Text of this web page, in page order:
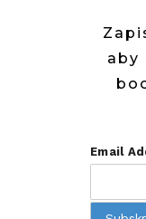
aby
Email